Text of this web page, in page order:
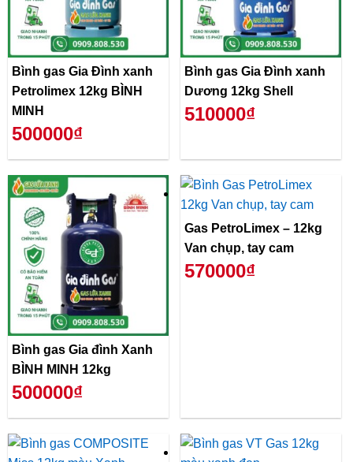
Bình gas Gia Đình xanh
Petrolimex 12kg BÌNH
MINH
500000₫
Bình gas Gia Đình xanh
Dương 12kg Shell
510000₫
Bình gas Gia đình Xanh
BÌNH MINH 12kg
500000₫
Gas PetroLimex – 12kg
Van chụp, tay cam
570000₫